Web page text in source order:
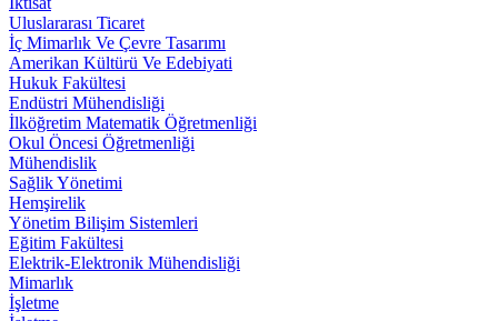
Uluslararası Ticaret
İç Mimarlık Ve Çevre Tasarımı
Amerikan Kültürü Ve Edebiyati
Hukuk Fakültesi
Endüstri Mühendisliği
İlköğretim Matematik Öğretmenliği
Okul Öncesi Öğretmenliği
Mühendislik
Sağlik Yönetimi
Hemşirelik
Yönetim Bilişim Sistemleri
Eğitim Fakültesi
Elektrik-Elektronik Mühendisliği
Mimarlık
İşletme